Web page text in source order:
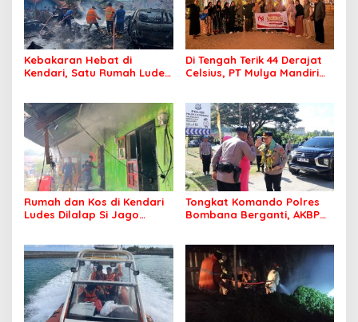
Kebakaran Hebat di
Kendari, Satu Rumah Ludes
Di Tengah Terik 44 Derajat
Celsius, PT Mulya Mandiri
Nyaman Beribadah
Rumah dan Kos di Kendari
Ludes Dilalap Si Jago
Tongkat Komando Polres
Bombana Berganti, AKBP